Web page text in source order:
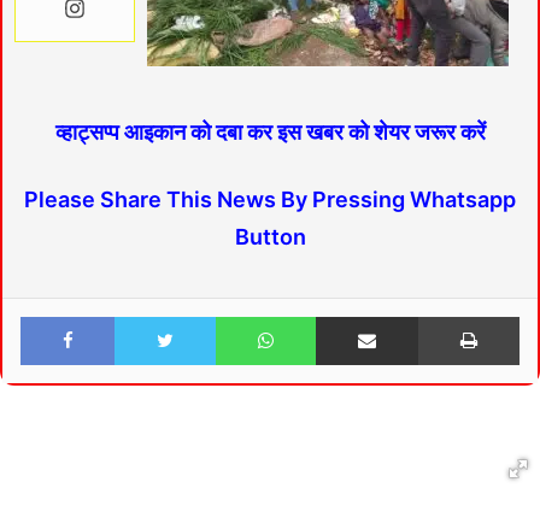
व्हाट्सप्प आइकान को दबा कर इस खबर को शेयर जरूर करें
Please Share This News By Pressing Whatsapp
Button
Facebook Twitter WhatsApp Share via Email Print